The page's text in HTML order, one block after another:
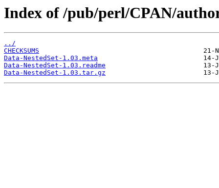
Index of /pub/perl/CPAN/
../
CHECKSUMS
Data-NestedSet-1.03.meta
Data-NestedSet-1.03.readme
Data-NestedSet-1.03.tar.gz